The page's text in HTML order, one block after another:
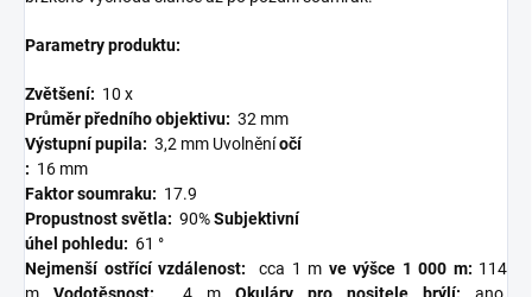
Parametry produktu:
Zvětšení: 10 x
Průměr předního objektivu: 32 mm
Výstupní pupila: 3,2 mm Uvolněníočí
: 16 mm
Faktor soumraku: 17.9
Propustnost světla: 90%Subjektivní
úhel pohledu: 61 °
Nejmenší ostřící vzdálenost:
cca 1 m ve výšce 1 000 m: 114